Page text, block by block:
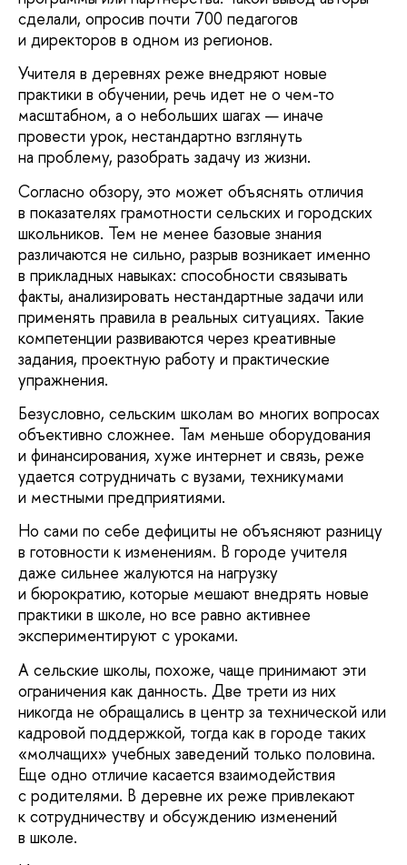
сделали, опросив почти 700 педагогов
и директоров в одном из регионов.
Учителя в деревнях реже внедряют новые
практики в обучении, речь идет не о чем-то
масштабном, а о небольших шагах — иначе
провести урок, нестандартно взглянуть
на проблему, разобрать задачу из жизни.
Согласно обзору, это может объяснять отличия
в показателях грамотности сельских и городских
школьников. Тем не менее базовые знания
различаются не сильно, разрыв возникает именно
в прикладных навыках: способности связывать
факты, анализировать нестандартные задачи или
применять правила в реальных ситуациях. Такие
компетенции развиваются через креативные
задания, проектную работу и практические
упражнения.
Безусловно, сельским школам во многих вопросах
объективно сложнее. Там меньше оборудования
и финансирования, хуже интернет и связь, реже
удается сотрудничать с вузами, техникумами
и местными предприятиями.
Но сами по себе дефициты не объясняют разницу
в готовности к изменениям. В городе учителя
даже сильнее жалуются на нагрузку
и бюрократию, которые мешают внедрять новые
практики в школе, но все равно активнее
экспериментируют с уроками.
А сельские школы, похоже, чаще принимают эти
ограничения как данность. Две трети из них
никогда не обращались в центр за технической или
кадровой поддержкой, тогда как в городе таких
«молчащих» учебных заведений только половина.
Еще одно отличие касается взаимодействия
с родителями. В деревне их реже привлекают
к сотрудничеству и обсуждению изменений
в школе.